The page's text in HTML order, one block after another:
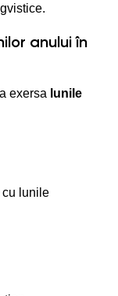
anului în
exersa lunile
lunile